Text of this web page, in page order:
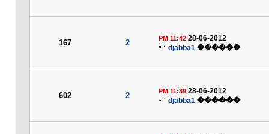
28-06-2012
11:42 PM
������
djabba1
2
167
28-06-2012
11:39 PM
������
djabba1
2
602